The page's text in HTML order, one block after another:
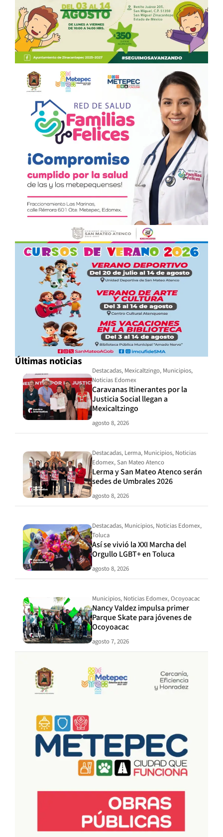
Últimas noticias
Destacadas, Mexicaltzingo, Municipios,
Noticias Edomex
Caravanas Itinerantes por la
Justicia Social llegan a
Mexicaltzingo
agosto 8, 2026
Destacadas, Lerma, Municipios, Noticias
Edomex,San Mateo Atenco
Lerma y San Mateo Atenco serán
sedes de Umbrales 2026
agosto 8, 2026
Destacadas, Municipios, Noticias Edomex,
Toluca
Así se vivió la XXI Marcha del
Orgullo LGBT+ en Toluca
agosto 8, 2026
Municipios, Noticias Edomex,Ocoyoacac
Nancy Valdez impulsa primer
Parque Skate para jóvenes de
Ocoyoacac
agosto 7, 2026